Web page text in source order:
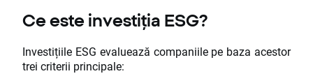
Ce este investiția ESG?
Investițiile ESG evaluează companiile pe baza acestor
trei criterii principale: